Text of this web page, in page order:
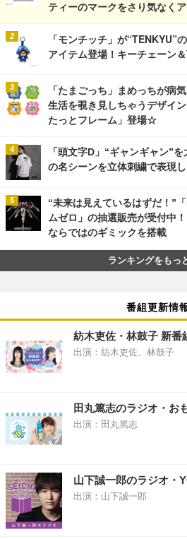
ティーのマークをさり気なく
「モンチッチ」が
アイテム登場！キーチェーン
「たまごっち」まめっちが病
生活を覗き見しちゃうデザイ
たっとフレーム」登場☆
「頭文字D」“ギャンギャン”
の名シーンを立体刺繍で表現
“未来は見えているはずだ！”
ムゼロ」の抽選販売が受付中
ならではのギミックを搭載
ランキングをもっ
番組更新情
紡木吏佐・林鼓子 新番
出演：紡木吏佐、林鼓子
田丸篤志のラジオ・お
出演：田丸篤志
山下誠一郎のラジオ・
出演：山下誠一郎